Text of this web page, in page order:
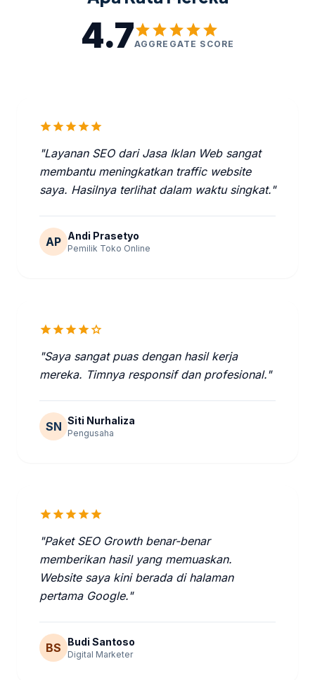
4.7starstarstarstarstar
AGGREGATE SCORE
starstarstarstarstar
"Layanan SEO dari Jasa Iklan Web sangat
membantu meningkatkan traffic website
saya. Hasilnya terlihat dalam waktu singkat."
AP Andi Prasetyo
Pemilik Toko Online
starstarstarstarstar
"Saya sangat puas dengan hasil kerja
mereka. Timnya responsif dan profesional."
SN Siti Nurhaliza
Pengusaha
starstarstarstarstar
"Paket SEO Growth benar-benar
memberikan hasil yang memuaskan.
Website saya kini berada di halaman
pertama Google."
BS Budi Santoso
Digital Marketer